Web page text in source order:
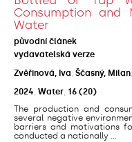
Consumption and
Water
původní článek
vydavatelská verze
Zvěřinová, Iva; Ščasný, Milan;
2024 Water 16 (20)
The production and
several negative
barriers and motivations
conducted a nationally ...